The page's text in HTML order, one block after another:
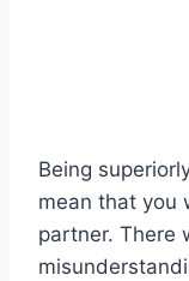
Being
mean that you
partner. There